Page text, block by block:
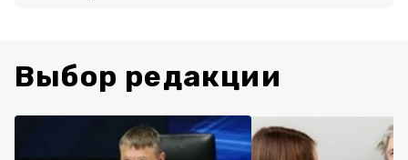
Выбор редакции